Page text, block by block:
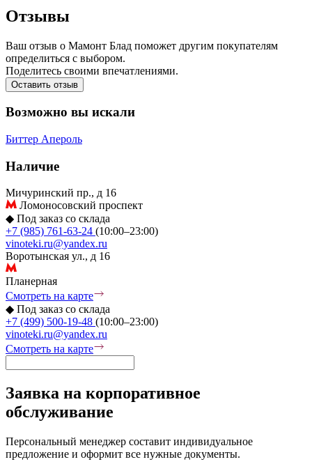
Отзывы
Ваш отзыв о Мамонт Блад поможет другим покупателям
определиться с выбором.
Поделитесь своими впечатлениями.
Оставить отзыв
Возможно вы искали
Биттер Апероль
Наличие
Мичуринский пр., д 16
Ломоносовский проспект
◆ Под заказ со склада
+7 (985) 761-63-24 (10:00–23:00)
vinoteki.ru@yandex.ru
Воротынская ул., д 16
Планерная
Смотреть на карте
◆ Под заказ со склада
+7 (499) 500-19-48 (10:00–23:00)
vinoteki.ru@yandex.ru
Смотреть на карте
Заявка на корпоративное
обслуживание
Персональный менеджер составит индивидуальное
предложение и оформит все нужные документы.